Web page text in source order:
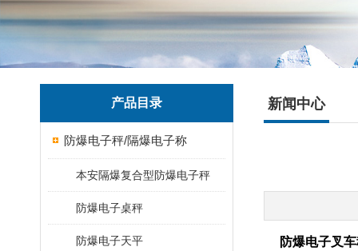
产品目录
防爆电子秤/隔爆电子称
本安隔爆复合型防爆电子秤
防爆电子桌秤
防爆电子天平
新闻中心
防爆电子叉